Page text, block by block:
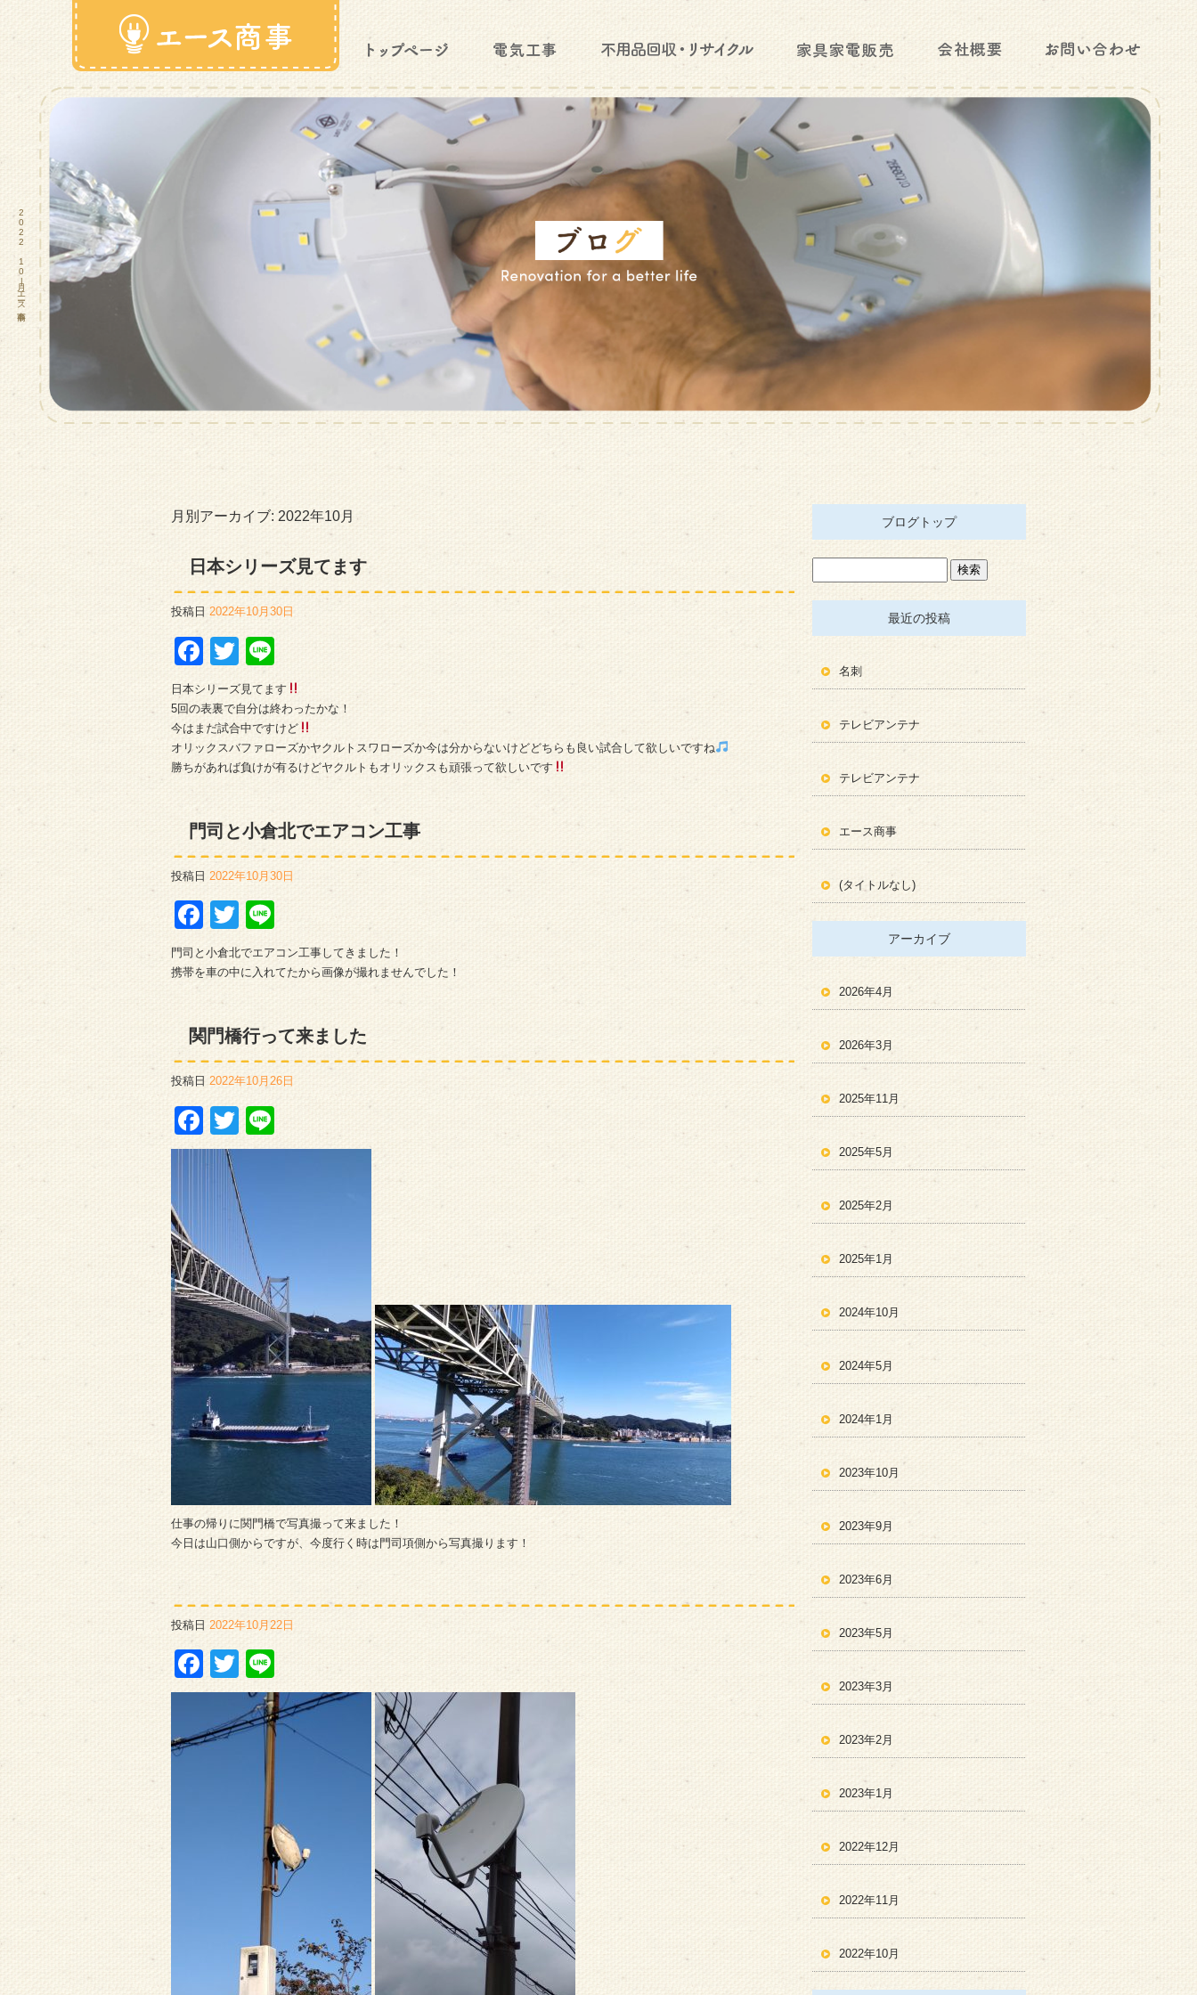
2022 10月|エース商事
月別アーカイブ: 2022年10月
日本シリーズ見てます
投稿日 2022年10月30日
Facebook
Twitter
日本シリーズ見てます
5回の表裏で自分は終わったかな！
今はまだ試合中ですけど
オリックスバファローズかヤクルトスワローズか今は分からないけどどちらも良い試合して欲しいですね
勝ちがあれば負けが有るけどヤクルトもオリックスも頑張って欲しいです
門司と小倉北でエアコン工事
投稿日 2022年10月30日
Facebook
Twitter
門司と小倉北でエアコン工事してきました！
携帯を車の中に入れてたから画像が撮れませんでした！
関門橋行って来ました
投稿日 2022年10月26日
Facebook
Twitter
仕事の帰りに関門橋で写真撮って来ました！
今日は山口側からですが、今度行く時は門司項側から写真撮ります！
投稿日 2022年10月22日
Facebook
TwitterLine
ブログトップ
最近の投稿
名刺
テレビアンテナ
テレビアンテナ
エース商事
(タイトルなし)
アーカイブ
2026年4月
2026年3月
2025年11月
2025年5月
2025年2月
2025年1月
2024年10月
2024年5月
2024年1月
2023年10月
2023年9月
2023年6月
2023年5月
2023年3月
2023年2月
2023年1月
2022年12月
2022年11月
2022年10月